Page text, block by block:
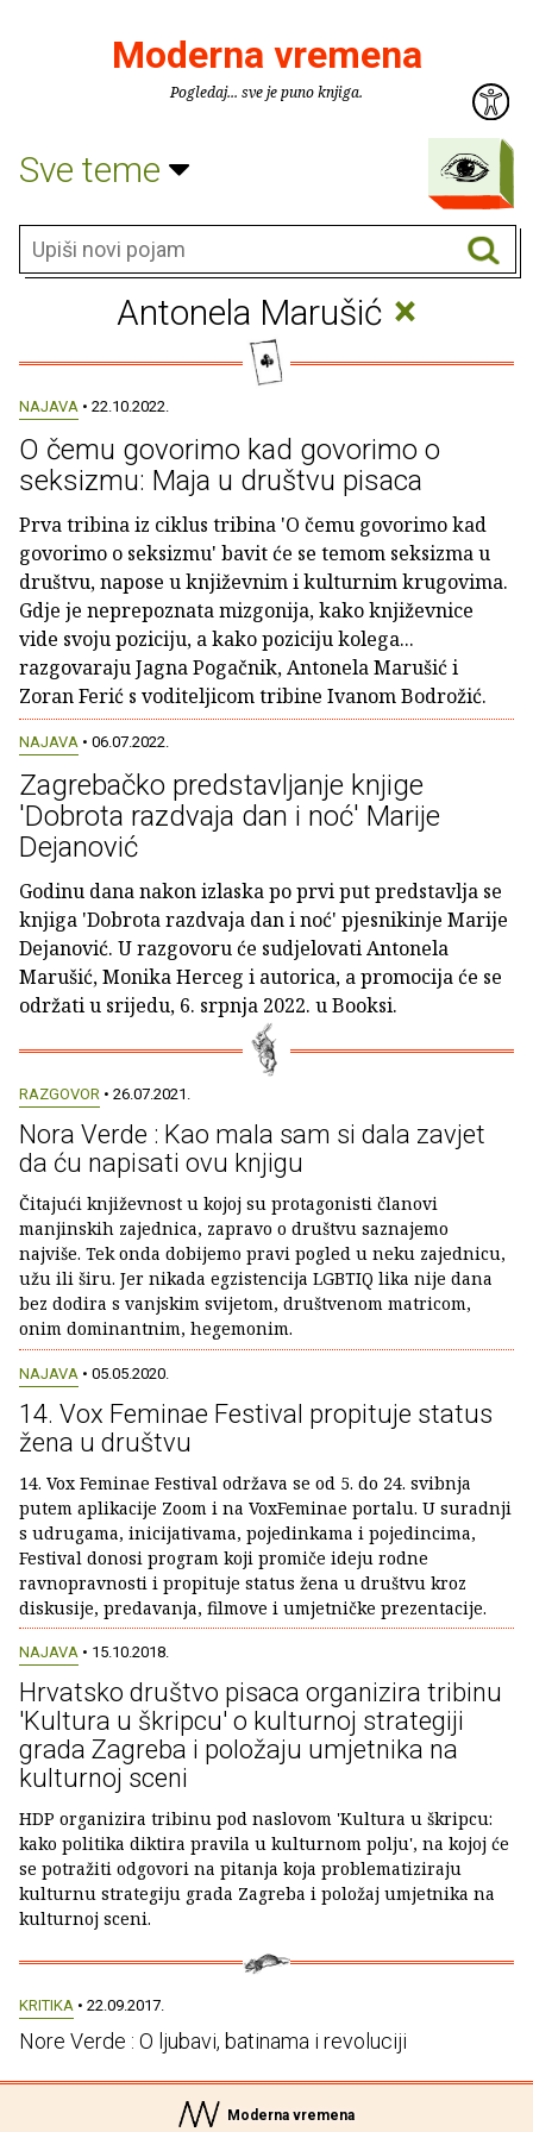
Moderna vremena
Pogledaj... sve je puno knjiga.
Sve teme
Antonela Marušić ×
NAJAVA • 22.10.2022.
O čemu govorimo kad govorimo o
seksizmu: Maja u društvu pisaca
Prva tribina iz ciklus tribina 'O čemu govorimo kad
govorimo o seksizmu' bavit će se temom seksizma u
društvu, napose u književnim i kulturnim krugovima.
Gdje je neprepoznata mizgonija, kako književnice
vide svoju poziciju, a kako poziciju kolega...
razgovaraju Jagna Pogačnik, Antonela Marušić i
Zoran Ferić s voditeljicom tribine Ivanom Bodrožić.
NAJAVA • 06.07.2022.
Zagrebačko predstavljanje knjige
'Dobrota razdvaja dan i noć' Marije
Dejanović
Godinu dana nakon izlaska po prvi put predstavlja se
knjiga 'Dobrota razdvaja dan i noć' pjesnikinje Marije
Dejanović. U razgovoru će sudjelovati Antonela
Marušić, Monika Herceg i autorica, a promocija će se
održati u srijedu, 6. srpnja 2022. u Booksi.
RAZGOVOR • 26.07.2021.
Nora Verde : Kao mala sam si dala zavjet
da ću napisati ovu knjigu
Čitajući književnost u kojoj su protagonisti članovi
manjinskih zajednica, zapravo o društvu saznajemo
najviše. Tek onda dobijemo pravi pogled u neku zajednicu,
užu ili širu. Jer nikada egzistencija LGBTIQ lika nije dana
bez dodira s vanjskim svijetom, društvenom matricom,
onim dominantnim, hegemonim.
NAJAVA • 05.05.2020.
14. Vox Feminae Festival propituje status
žena u društvu
14. Vox Feminae Festival održava se od 5. do 24. svibnja
putem aplikacije Zoom i na VoxFeminae portalu. U suradnji
s udrugama, inicijativama, pojedinkama i pojedincima,
Festival donosi program koji promiče ideju rodne
ravnopravnosti i propituje status žena u društvu kroz
diskusije, predavanja, filmove i umjetničke prezentacije.
NAJAVA • 15.10.2018.
Hrvatsko društvo pisaca organizira tribinu
'Kultura u škripcu' o kulturnoj strategiji
grada Zagreba i položaju umjetnika na
kulturnoj sceni
HDP organizira tribinu pod naslovom 'Kultura u škripcu:
kako politika diktira pravila u kulturnom polju', na kojoj će
se potražiti odgovori na pitanja koja problematiziraju
kulturnu strategiju grada Zagreba i položaj umjetnika na
kulturnoj sceni.
KRITIKA • 22.09.2017.
Nore Verde : O ljubavi, batinama i revoluciji
Moderna vremena